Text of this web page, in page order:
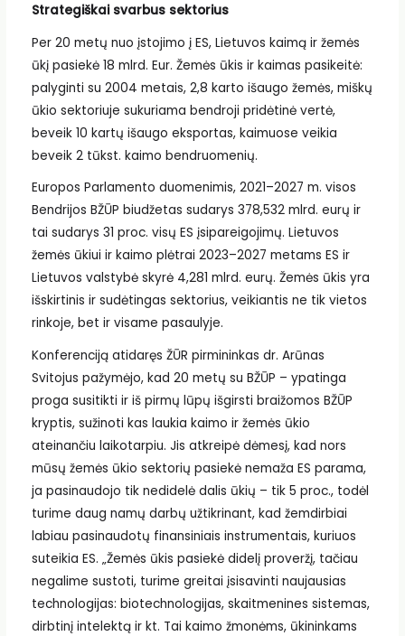
Strategiškai svarbus sektorius
Per 20 metų nuo įstojimo į ES, Lietuvos kaimą ir žemės
ūkį pasiekė 18 mlrd. Eur. Žemės ūkis ir kaimas pasikeitė:
palyginti su 2004 metais, 2,8 karto išaugo žemės, miškų
ūkio sektoriuje sukuriama bendroji pridėtinė vertė,
beveik 10 kartų išaugo eksportas, kaimuose veikia
beveik 2 tūkst. kaimo bendruomenių.
Europos Parlamento duomenimis, 2021–2027 m. visos
Bendrijos BŽŪP biudžetas sudarys 378,532 mlrd. eurų ir
tai sudarys 31 proc. visų ES įsipareigojimų. Lietuvos
žemės ūkiui ir kaimo plėtrai 2023–2027 metams ES ir
Lietuvos valstybė skyrė 4,281 mlrd. eurų. Žemės ūkis yra
išskirtinis ir sudėtingas sektorius, veikiantis ne tik vietos
rinkoje, bet ir visame pasaulyje.
Konferenciją atidaręs ŽŪR pirmininkas dr. Arūnas
Svitojus pažymėjo, kad 20 metų su BŽŪP – ypatinga
proga susitikti ir iš pirmų lūpų išgirsti braižomos BŽŪP
kryptis, sužinoti kas laukia kaimo ir žemės ūkio
ateinančiu laikotarpiu. Jis atkreipė dėmesį, kad nors
mūsų žemės ūkio sektorių pasiekė nemaža ES parama,
ja pasinaudojo tik nedidelė dalis ūkių – tik 5 proc., todėl
turime daug namų darbų užtikrinant, kad žemdirbiai
labiau pasinaudotų finansiniais instrumentais, kuriuos
suteikia ES. „Žemės ūkis pasiekė didelį proveržį, tačiau
negalime sustoti, turime greitai įsisavinti naujausias
technologijas: biotechnologijas, skaitmenines sistemas,
dirbtinį intelektą ir kt. Tai kaimo žmonėms, ūkininkams